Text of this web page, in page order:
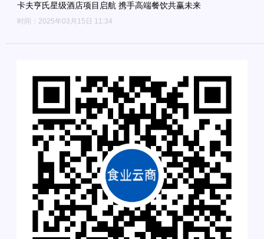
卡夫亨氏星级酒店项目启航 携手高端餐饮共赢未来
时间：2025年03月15日 11:34